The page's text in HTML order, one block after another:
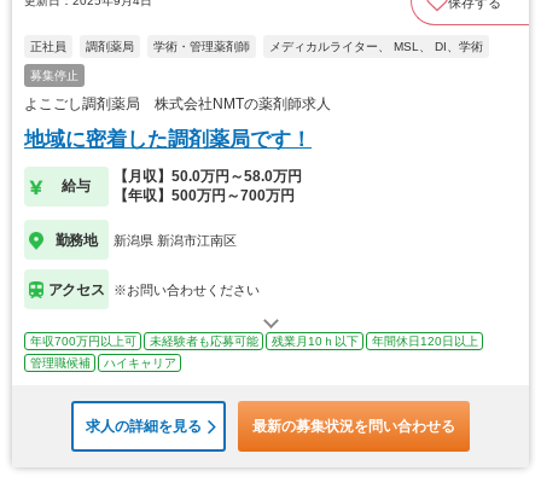
正社員 調剤薬局 学術・管理薬剤師 メディカルライター、 MSL、 DI、学術
募集停止
よこごし調剤薬局 株式会社NMTの薬剤師求人
地域に密着した調剤薬局です！
給与
【月収】50.0万円～58.0万円
【年収】500万円～700万円
勤務地 新潟県 新潟市江南区
アクセス ※お問い合わせください
年収700万円以上可 未経験者も応募可能 残業月10ｈ以下
年間休日120日以上
管理職候補
ハイキャリア
求人の詳細を見る 最新の募集状況を問い合わせる